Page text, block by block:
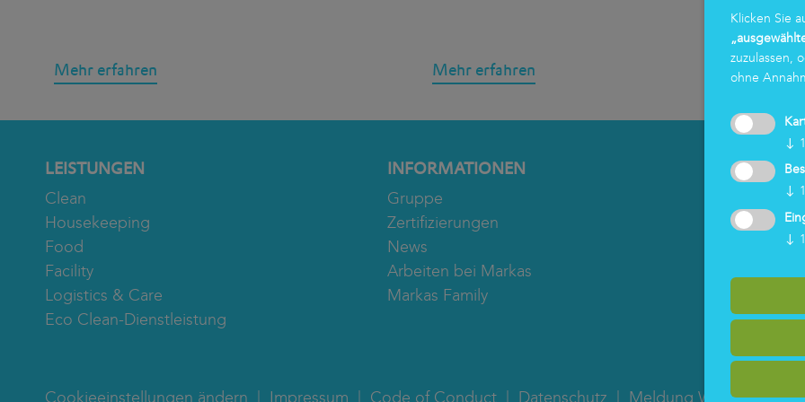
Mehr erfahren Mehr erfahren
LEISTUNGEN
Clean
Housekeeping
Food
Facility
Logistics & Care
Eco Clean-Dienstleistung
INFORMATIONEN
Gruppe
Zertifizierungen
News
Arbeiten bei Markas
Markas Family
Cookieeinstellungen ändern Impressum Code of Conduct Datenschutz Meldung
Klicken Sie
zuzulassen,
ohne
↓ 1
↓ 1
↓ 1